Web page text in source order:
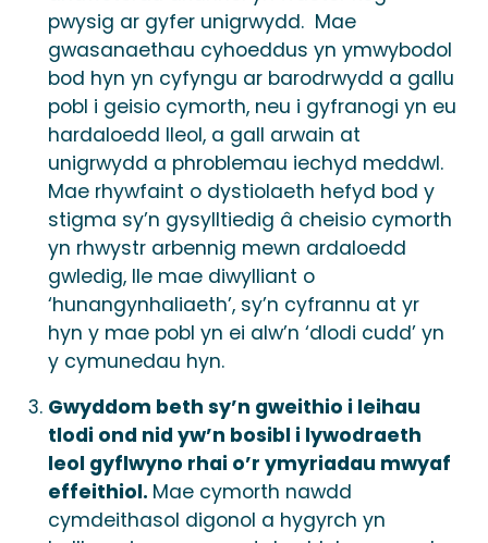
pwysig ar gyfer unigrwydd. Mae
gwasanaethau cyhoeddus yn ymwybodol
bod hyn yn cyfyngu ar barodrwydd a gallu
pobl i geisio cymorth, neu i gyfranogi yn eu
hardaloedd lleol, a gall arwain at
unigrwydd a phroblemau iechyd meddwl.
Mae rhywfaint o dystiolaeth hefyd bod y
stigma sy’n gysylltiedig â cheisio cymorth
yn rhwystr arbennig mewn ardaloedd
gwledig, lle mae diwylliant o
‘hunangynhaliaeth’, sy’n cyfrannu at yr
hyn y mae pobl yn ei alw’n ‘dlodi cudd’ yn
y cymunedau hyn.
Gwyddom beth sy’n gweithio i leihau
tlodi ond nid yw’n bosibl i lywodraeth
leol gyflwyno rhai o’r ymyriadau mwyaf
effeithiol. Mae cymorth nawdd
cymdeithasol digonol a hygyrch yn